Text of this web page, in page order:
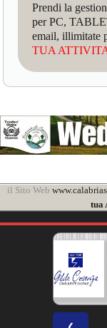
Prendi la
per PC,
email, illimitate
TUA
il Sito Web
tua